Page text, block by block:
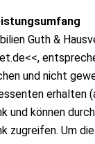
Guth &
und nicht
erhalten
und können
zugreifen. Um